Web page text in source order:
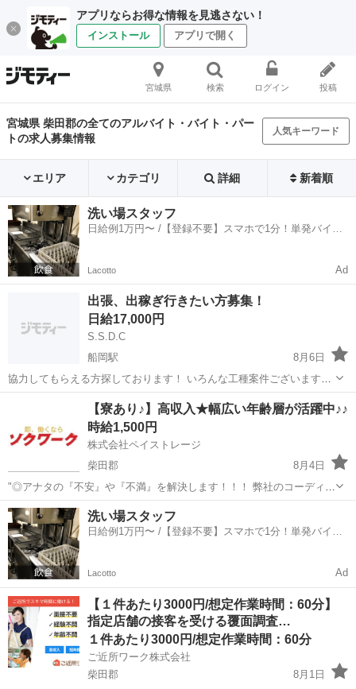
アプリならお得な情報を見逃さない！
インストール アプリで開く
宮城県 検索 ログイン 投稿
宮城県 柴田郡の全てのアルバイト・バイト・パー
トの求人募集情報
人気キーワード
エリア カテゴリ 詳細 新着順
洗い場スタッフ
日給例1万円〜 /【登録不要】スマホで1分！単発バイト
Lacotto Ad
出張、出稼ぎ行きたい方募集！
日給17,000円
S.S.D.C
船岡駅
8月6日
協力してもらえる方探しております！ いろんな工種案件ございます！
解体案件もちらほら出てきました！ 支払いは末締め翌々月1日支払い
になります！ 宿泊先や食事など環境ご整っている場所を選定しますの
でご安心ください！ 日給:17...
船岡駅 その他 給料
【寮あり♪】高収入★幅広い年齢層が活躍中♪♪
時給1,500円
株式会社ペイストレージ
柴田郡
8月4日
"◎アナタの『不安』や『不満』を解決します！！！ 弊社のコーディネ
ーターが一人一人に徹底的に寄り添い一緒に解決していきます☆ お金
が『無い』 仕事が『無い』 住む家が『無い』 携帯が『無い』 ☆弊社
独自の支援サー...
宮城 柴田郡 工場
洗い場スタッフ
日給例1万円〜 /【登録不要】スマホで1分！単発バイト
Lacotto Ad
【１件あたり3000円/想定作業時間：60分】
指定店舗の接客を受ける覆面調査…
１件あたり3000円/想定作業時間：60分
ご近所ワーク株式会社
柴田郡
8月1日